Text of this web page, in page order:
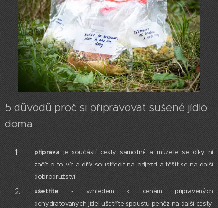
5 důvodů proč si připravovat sušené jídlo
doma
příprava je součástí cesty samotné a můžete se díky ní
začít o to víc a dřív soustředit na odjezd a těšit se na další
dobrodružství
ušetříte- vzhledem k cenám připravených
dehydratovaných jídel ušetříte spoustu peněz na další cesty